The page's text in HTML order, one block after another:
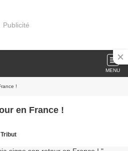
Publicité
MENU
!
en France !